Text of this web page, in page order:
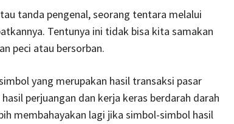
tanda pengenal, seorang tentara melalui
Tentunya ini tidak bisa kita samakan
peci atau bersorban.
yang merupakan hasil transaksi pasar
perjuangan dan kerja keras berdarah darah
membahayakan lagi jika simbol-simbol hasil